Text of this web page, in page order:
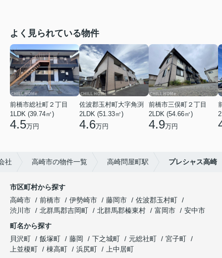
よく見られている物件
前橋市総社町２丁目
1LDK (39.74㎡)
4.5万円
佐波郡玉村町大字角渕
2LDK (51.33㎡)
4.6万円
前橋市三俣町２丁目
2LDK (54.66㎡)
4.9万円
社 高崎市の物件一覧 高崎問屋町駅 プレシャス高崎
市区町村から探す
高崎市
前橋市 伊勢崎市 藤岡市
佐波郡玉村町
渋川市
北群馬郡吉岡町 北群馬郡榛東村 富岡市
安中市
町名から探す
貝沢町
飯塚町 藤岡 下之城町 元総社町
宮子町
上並榎町
棟高町 浜尻町
上中居町